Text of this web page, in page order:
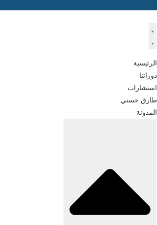
content
الرئيسية
دوراتنا
استشارات
طارق حسني
المدونة